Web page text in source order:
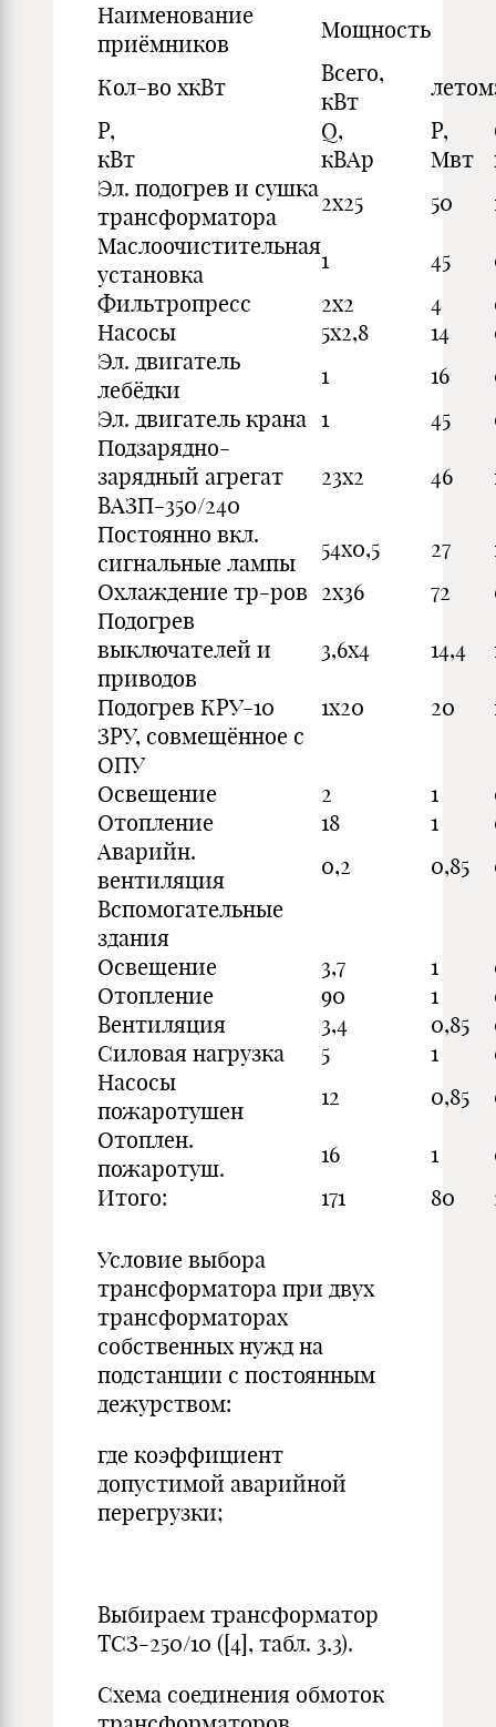
Наименование
приёмников
Мощность
Кол-во xкВт
Всего,
кВт
летом
P,
кВт
Q,
кВАр
P,
Мвт
Эл. подогрев и сушка
трансформатора
2x25 50
Маслоочистительная
установка
1 45
Фильтропресс
2x2 4
Насосы
5x2,8 14
Эл. двигатель
лебёдки
1 16
Эл. двигатель крана 1 45
Подзарядно-
зарядный агрегат
ВАЗП-350/240
23x2 46
Постоянно вкл.
сигнальные лампы
54x0,5 27
Охлаждение тр-ров 2x36 72
Подогрев
выключателей и
приводов
3,6x4 14,4
Подогрев КРУ-10 1x20 20
ЗРУ, совмещённое с
ОПУ
Освещение
2 1
Отопление
18 1
Аварийн.
вентиляция
0,2 0,85
Вспомогательные
здания
Освещение
3,7 1
Отопление
90 1
Вентиляция
3,4 0,85
Силовая нагрузка
5 1
Насосы
пожаротушен
12 0,85
Отоплен.
пожаротуш.
16 1
Итого:
171 80
Условие выбора
трансформатора при двух
трансформаторах
собственных нужд на
подстанции с постоянным
дежурством:
где коэффициент
допустимой аварийной
перегрузки;
Выбираем трансформатор
ТСЗ-250/10 ([4], табл. 3.3).
Схема соединения обмоток